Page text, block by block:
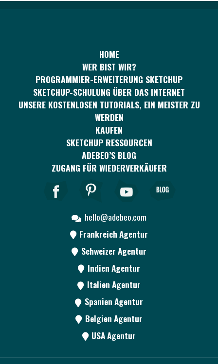
HOME
WER BIST WIR?
PROGRAMMIER-ERWEITERUNG SKETCHUP
SKETCHUP-SCHULUNG ÜBER DAS INTERNET
UNSERE KOSTENLOSEN TUTORIALS, EIN MEISTER ZU
WERDEN
KAUFEN
SKETCHUP RESSOURCEN
ADEBEO’S BLOG
ZUGANG FÜR WIEDERVERKÄUFER
hello@adebeo.com
Frankreich Agentur
Schweizer Agentur
Indien Agentur
Italien Agentur
Spanien Agentur
Belgien Agentur
USA Agentur